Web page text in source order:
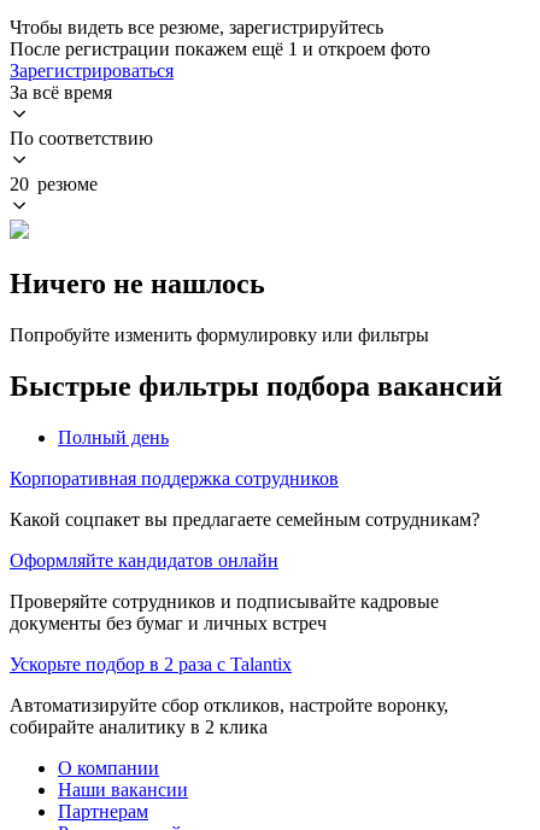
Чтобы видеть все резюме, зарегистрируйтесь
После регистрации покажем ещё 1 и откроем фото
Зарегистрироваться
За всё время
По соответствию
20 резюме
Ничего не нашлось
Попробуйте изменить формулировку или фильтры
Быстрые фильтры подбора вакансий
Полный день
Корпоративная поддержка сотрудников
Какой соцпакет вы предлагаете семейным сотрудникам?
Оформляйте кандидатов онлайн
Проверяйте сотрудников и подписывайте кадровые
документы без бумаг и личных встреч
Ускорьте подбор в 2 раза с Talantix
Автоматизируйте сбор откликов, настройте воронку,
собирайте аналитику в 2 клика
О компании
Наши вакансии
Партнерам